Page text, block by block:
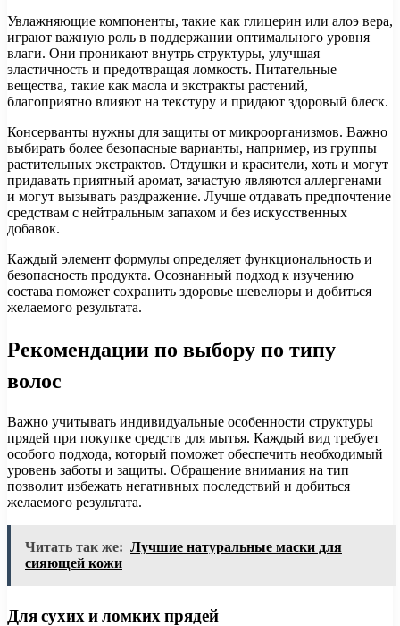
Увлажняющие компоненты, такие как глицерин или алоэ вера,
играют важную роль в поддержании оптимального уровня
влаги. Они проникают внутрь структуры, улучшая
эластичность и предотвращая ломкость. Питательные
вещества, такие как масла и экстракты растений,
благоприятно влияют на текстуру и придают здоровый блеск.
Консерванты нужны для защиты от микроорганизмов. Важно
выбирать более безопасные варианты, например, из группы
растительных экстрактов. Отдушки и красители, хоть и могут
придавать приятный аромат, зачастую являются аллергенами
и могут вызывать раздражение. Лучше отдавать предпочтение
средствам с нейтральным запахом и без искусственных
добавок.
Каждый элемент формулы определяет функциональность и
безопасность продукта. Осознанный подход к изучению
состава поможет сохранить здоровье шевелюры и добиться
желаемого результата.
Рекомендации по выбору по типу
волос
Важно учитывать индивидуальные особенности структуры
прядей при покупке средств для мытья. Каждый вид требует
особого подхода, который поможет обеспечить необходимый
уровень заботы и защиты. Обращение внимания на тип
позволит избежать негативных последствий и добиться
желаемого результата.
Читать так же: Лучшие натуральные маски для
сияющей кожи
Для сухих и ломких прядей